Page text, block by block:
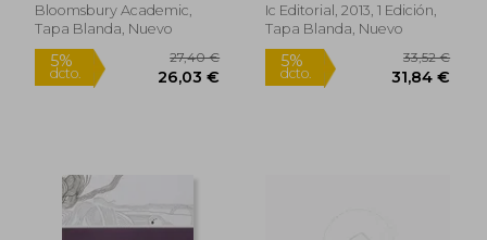
Bloomsbury Academic,
Tapa Blanda, Nuevo
Ic Editorial, 2013, 1 Edición,
Tapa Blanda, Nuevo